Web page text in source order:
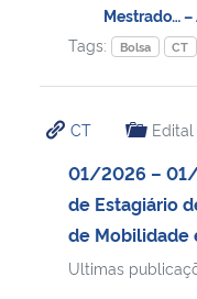
Mestrado…
Tags:
Bolsa CT
CT Edital
01/2026 –
de Estagiário
de Mobilidade
Ultimas